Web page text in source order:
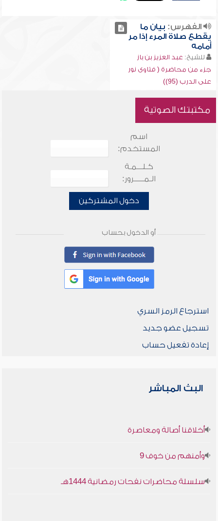
الفهرس: بيان ما
يقطع صلاة المرء إذا مر
أمامه
للشيخ: عبد العزيز بن باز
جزء من محاضرة ( فتاوى نور
على الدرب (95))
مكتبتك الصوتية
اسم
المستخدم:
كـلـــمـة
الـمـــــرور:
دخول المشتركين
أو الدخول بحساب
استرجاع الرمز السري
تسجيل عضو جديد
إعادة تفعيل حساب
البث المباشر
أخلاقنا أصالة ومعاصرة
وأمنهم من خوف 9
سلسلة محاضرات نفحات رمضانية 1444هـ